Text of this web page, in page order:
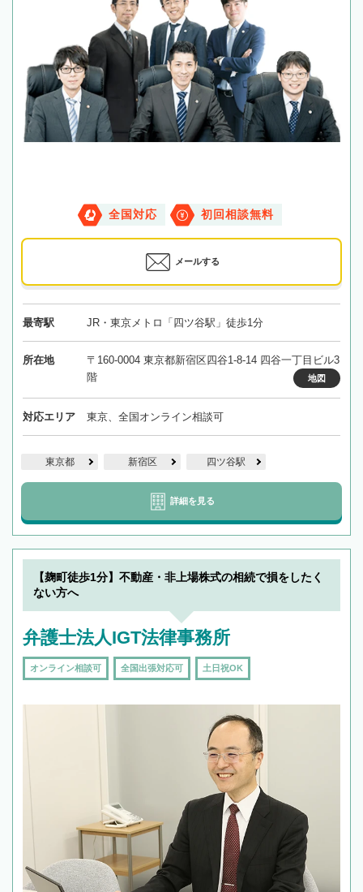
全国対応 初回相談無料
メールする
最寄駅 JR・東京メトロ「四ツ谷駅」徒歩1分
所在地
〒160-0004 東京都新宿区四谷1-8-14 四谷一丁目ビル3
階
地図
対応エリア 東京、全国オンライン相談可
東京都 新宿区 四ツ谷駅
詳細を見る
【麹町徒歩1分】不動産・非上場株式の相続で損をしたく
ない方へ
弁護士法人IGT法律事務所
オンライン相談可 全国出張対応可 土日祝OK